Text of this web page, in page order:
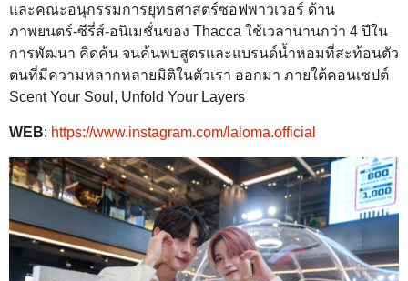
และคณะอนุกรรมการยุทธศาสตร์ซอฟพาวเวอร์ ด้าน
ภาพยนตร์-ซีรี่ส์-อนิเมชั่นของ Thacca ใช้เวลานานกว่า 4 ปีใน
การพัฒนา คิดค้น จนค้นพบสูตรและแบรนด์น้ำหอมที่สะท้อนตัว
ตนที่มีความหลากหลายมิติในตัวเรา ออกมา ภายใต้คอนเซปต์
Scent Your Soul, Unfold Your Layers
WEB: https://www.instagram.com/laloma.official